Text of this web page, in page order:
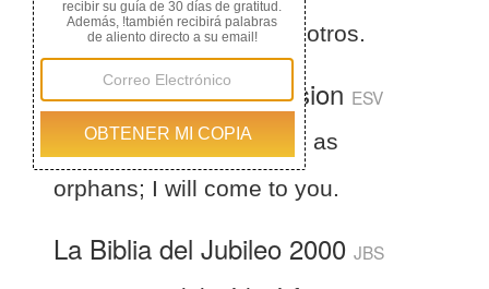
huérfanos; vendré a vosotros.
English Standard Version ESV
18 “I will not leave you as
orphans; I will come to you.
La Biblia del Jubileo 2000 JBS